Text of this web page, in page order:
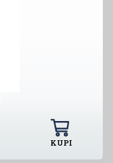
KUPI